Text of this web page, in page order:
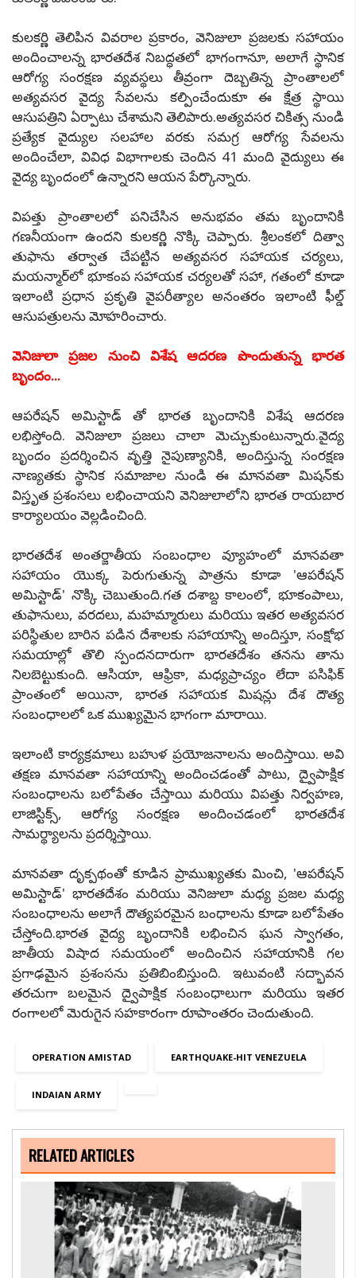
కులకర్ణి తెలిపిన వివరాల ప్రకారం, వెనిజులా ప్రజలకు సహాయం
అందించాలన్న భారతదేశ నిబద్ధతలో భాగంగానూ, అలాగే స్థానిక
ఆరోగ్య సంరక్షణ వ్యవస్థలు తీవ్రంగా దెబ్బతిన్న ప్రాంతాలలో
అత్యవసర వైద్య సేవలను కల్పించేందుకూ ఈ క్షేత్ర స్థాయి
ఆసుపత్రిని ఏర్పాటు చేశామని తెలిపారు.అత్యవసర చికిత్స నుండి
ప్రత్యేక వైద్యుల సలహాల వరకు సమగ్ర ఆరోగ్య సేవలను
అందించేలా, వివిధ విభాగాలకు చెందిన 41 మంది వైద్యులు ఈ
వైద్య బృందంలో ఉన్నారని ఆయన పేర్కొన్నారు.
విపత్తు ప్రాంతాలలో పనిచేసిన అనుభవం తమ బృందానికి
గణనీయంగా ఉందని కులకర్ణి నొక్కి చెప్పారు. శ్రీలంకలో దిత్వా
తుఫాను తర్వాత చేపట్టిన అత్యవసర సహాయక చర్యలు,
మయన్మార్‌లో భూకంప సహాయక చర్యలతో సహా, గతంలో కూడా
ఇలాంటి ప్రధాన ప్రకృతి వైపరీత్యాల అనంతరం ఇలాంటి ఫీల్డ్
ఆసుపత్రులను మోహరించారు.
వెనిజులా ప్రజల నుంచి విశేష ఆదరణ పొందుతున్న భారత
బృందం...
ఆపరేషన్ అమిస్టాడ్ తో భారత బృందానికి విశేష ఆదరణ
లభిస్తోంది. వెనిజులా ప్రజలు చాలా మెచ్చుకుంటున్నారు.వైద్య
బృందం ప్రదర్శించిన వృత్తి నైపుణ్యానికి, అందిస్తున్న సంరక్షణ
నాణ్యతకు స్థానిక సమాజాల నుండి ఈ మానవతా మిషన్‌కు
విస్తృత ప్రశంసలు లభించాయని వెనిజులాలోని భారత రాయబార
కార్యాలయం వెల్లడించింది.
భారతదేశ అంతర్జాతీయ సంబంధాల వ్యూహంలో మానవతా
సహాయం యొక్క పెరుగుతున్న పాత్రను కూడా 'ఆపరేషన్
అమిస్టాడ్' నొక్కి చెబుతుంది.గత దశాబ్ద కాలంలో, భూకంపాలు,
తుఫానులు, వరదలు, మహమ్మారులు మరియు ఇతర అత్యవసర
పరిస్థితుల బారిన పడిన దేశాలకు సహాయాన్ని అందిస్తూ, సంక్షోభ
సమయాల్లో తొలి స్పందనదారుగా భారతదేశం తనను తాను
నిలబెట్టుకుంది. ఆసియా, ఆఫ్రికా, మధ్యప్రాచ్యం లేదా పసిఫిక్
ప్రాంతంలో అయినా, భారత సహాయక మిషన్లు దేశ దౌత్య
సంబంధాలలో ఒక ముఖ్యమైన భాగంగా మారాయి.
ఇలాంటి కార్యక్రమాలు బహుళ ప్రయోజనాలను అందిస్తాయి. అవి
తక్షణ మానవతా సహాయాన్ని అందించడంతో పాటు, ద్వైపాక్షిక
సంబంధాలను బలోపేతం చేస్తాయి మరియు విపత్తు నిర్వహణ,
లాజిస్టిక్స్, ఆరోగ్య సంరక్షణ అందించడంలో భారతదేశ
సామర్థ్యాలను ప్రదర్శిస్తాయి.
మానవతా దృక్పథంతో కూడిన ప్రాముఖ్యతకు మించి, 'ఆపరేషన్
అమిస్టాడ్' భారతదేశం మరియు వెనిజులా మధ్య ప్రజల మధ్య
సంబంధాలను అలాగే దౌత్యపరమైన బంధాలను కూడా బలోపేతం
చేస్తోంది.భారత వైద్య బృందానికి లభించిన ఘన స్వాగతం,
జాతీయ విషాద సమయంలో అందించిన సహాయానికి గల
ప్రగాఢమైన ప్రశంసను ప్రతిబింబిస్తుంది. ఇటువంటి సద్భావన
తరచుగా బలమైన ద్వైపాక్షిక సంబంధాలుగా మరియు ఇతర
రంగాలలో మెరుగైన సహకారంగా రూపాంతరం చెందుతుంది.
OPERATION AMISTAD EARTHQUAKE-HIT VENEZUELA
INDAIAN ARMY
RELATED ARTICLES